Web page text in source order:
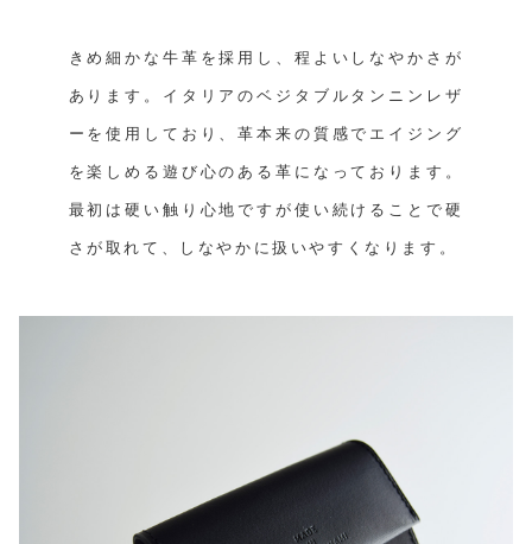
きめ細かな牛革を採用し、程よいしなやかさが
あります。イタリアのベジタブルタンニンレザ
ーを使用しており、革本来の質感でエイジング
を楽しめる遊び心のある革になっております。
最初は硬い触り心地ですが使い続けることで硬
さが取れて、しなやかに扱いやすくなります。